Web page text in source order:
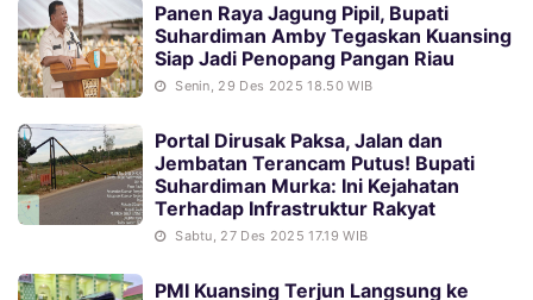
Panen Raya Jagung Pipil, Bupati
Suhardiman Amby Tegaskan Kuansing
Siap Jadi Penopang Pangan Riau
Senin, 29 Des 2025 18.50 WIB
Portal Dirusak Paksa, Jalan dan
Jembatan Terancam Putus! Bupati
Suhardiman Murka: Ini Kejahatan
Terhadap Infrastruktur Rakyat
Sabtu, 27 Des 2025 17.19 WIB
PMI Kuansing Terjun Langsung ke